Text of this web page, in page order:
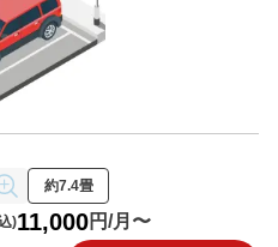
約7.4畳
)11,000円/月〜